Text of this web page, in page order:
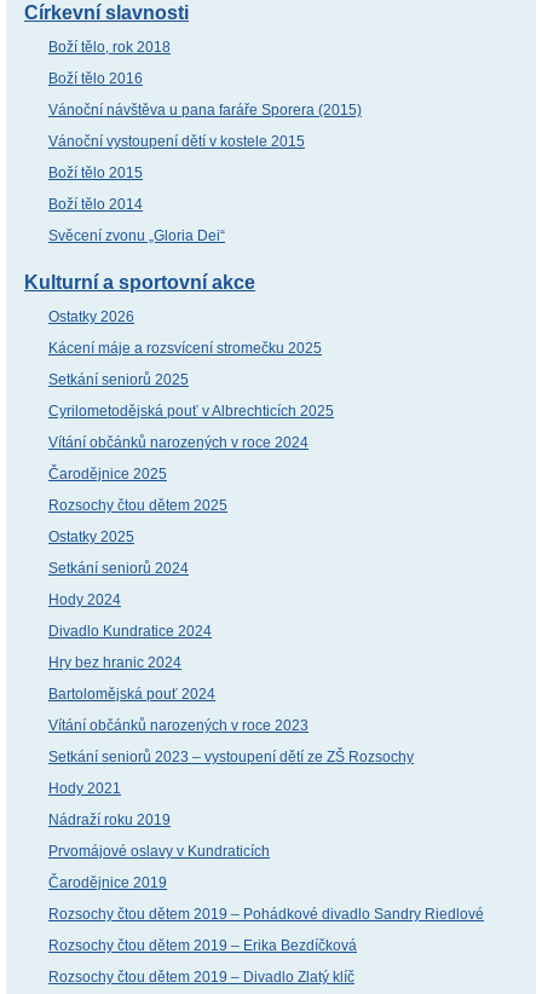
Církevní slavnosti
Boží tělo, rok 2018
Boží tělo 2016
Vánoční návštěva u pana faráře Sporera (2015)
Vánoční vystoupení dětí v kostele 2015
Boží tělo 2015
Boží tělo 2014
Svěcení zvonu „Gloria Dei“
Kulturní a sportovní akce
Ostatky 2026
Kácení máje a rozsvícení stromečku 2025
Setkání seniorů 2025
Cyrilometodějská pouť v Albrechticích 2025
Vítání občánků narozených v roce 2024
Čarodějnice 2025
Rozsochy čtou dětem 2025
Ostatky 2025
Setkání seniorů 2024
Hody 2024
Divadlo Kundratice 2024
Hry bez hranic 2024
Bartolomějská pouť 2024
Vítání občánků narozených v roce 2023
Setkání seniorů 2023 – vystoupení dětí ze ZŠ Rozsochy
Hody 2021
Nádraží roku 2019
Prvomájové oslavy v Kundraticích
Čarodějnice 2019
Rozsochy čtou dětem 2019 – Pohádkové divadlo Sandry Riedlové
Rozsochy čtou dětem 2019 – Erika Bezdíčková
Rozsochy čtou dětem 2019 – Divadlo Zlatý klíč